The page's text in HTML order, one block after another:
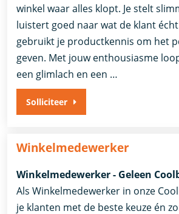
winkel waar alles klopt. Je stelt
luistert goed naar wat de klant
gebruikt je productkennis om het
geven. Met jouw enthousiasme
een glimlach en een …
Solliciteer
Winkelmedewerker
Winkelmedewerker - Geleen
Als Winkelmedewerker in onze
je klanten met de beste keuze én